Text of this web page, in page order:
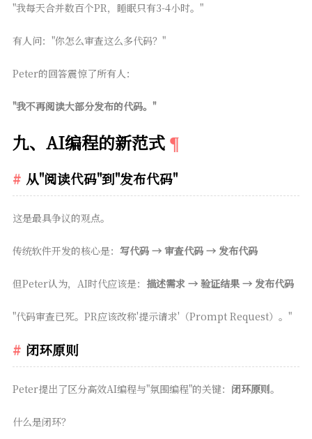
"我每天合并数百个PR，睡眠只有3-4小时。"
有人问："你怎么审查这么多代码？"
Peter的回答震惊了所有人：
"我不再阅读大部分发布的代码。"
九、AI编程的新范式
从"阅读代码"到"发布代码"
这是最具争议的观点。
传统软件开发的核心是： 写代码 → 审查代码 → 发布代码
但Peter认为，AI时代应该是： 描述需求 → 验证结果 → 发布代码
"代码审查已死。PR应该改称'提示请求'（Prompt Request）。"
闭环原则
Peter提出了区分高效AI编程与"氛围编程"的关键： 闭环原则。
什么是闭环？